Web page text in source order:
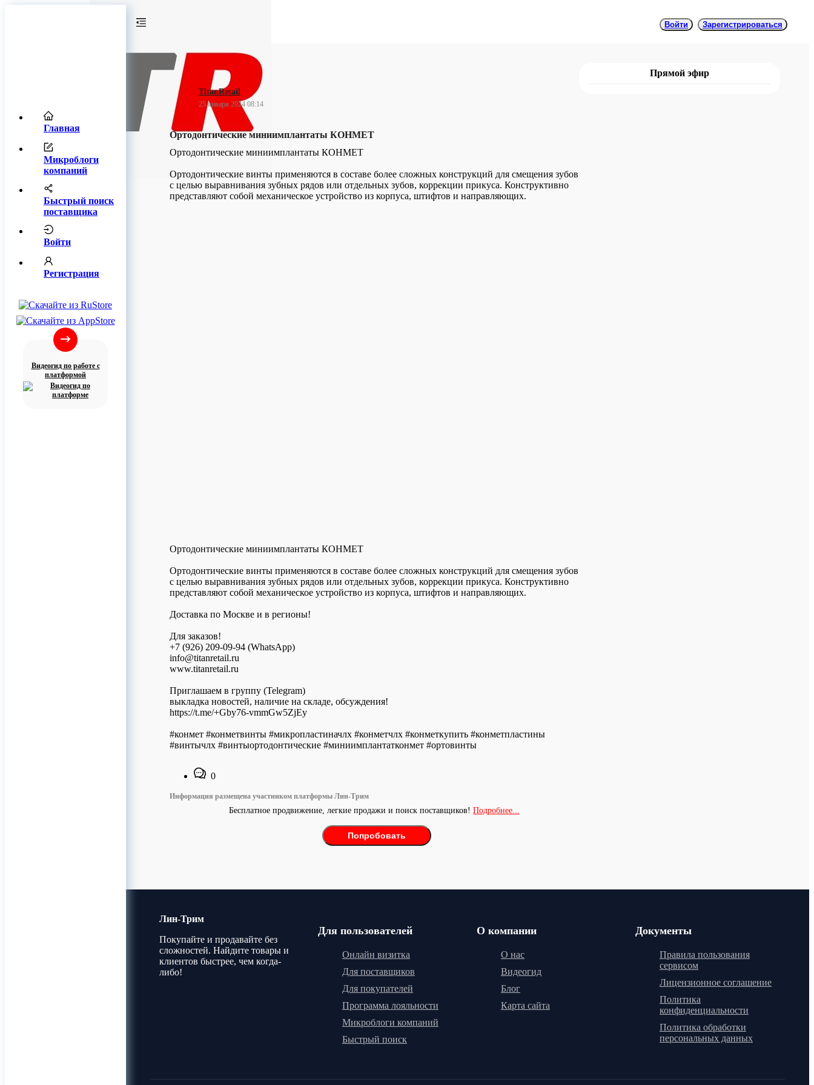
Главная
Микроблоги
компаний
Быстрый поиск
поставщика
Войти
Регистрация
Видеогид по работе с
платформой
Войти Зарегистрироваться
TitanRetail
25 января 2024 08:14
Ортодонтические миниимплантаты КОНМЕТ
Ортодонтические миниимплантаты КОНМЕТ
Ортодонтические винты применяются в составе более сложных конструкций для смещения зубов
с целью выравнивания зубных рядов или отдельных зубов, коррекции прикуса. Конструктивно
представляют собой механическое устройство из корпуса, штифтов и направляющих.
Ортодонтические миниимплантаты КОНМЕТ
Ортодонтические винты применяются в составе более сложных конструкций для смещения зубов
с целью выравнивания зубных рядов или отдельных зубов, коррекции прикуса. Конструктивно
представляют собой механическое устройство из корпуса, штифтов и направляющих.
Доставка по Москве и в регионы!
Для заказов!
+7 (926) 209-09-94 (WhatsApp)
info@titanretail.ru
www.titanretail.ru
Приглашаем в группу (Telegram)
выкладка новостей, наличие на складе, обсуждения!
https://t.me/+Gby76-vmmGw5ZjEy
#конмет #конметвинты #микропластиначлх #конметчлх #конметкупить #конметпластины
#винтычлх #винтыортодонтические #миниимплантатконмет #ортовинты
0
Информация размещена участником платформы Лин-Трим
Бесплатное продвижение, легкие продажи и поиск поставщиков! Подробнее...
Попробовать
Прямой эфир
Лин-Трим
Покупайте и продавайте без
сложностей. Найдите товары и
клиентов быстрее, чем когда-
либо!
Для пользователей
Онлайн визитка
Для поставщиков
Для покупателей
Программа лояльности
Микроблоги компаний
Быстрый поиск
О компании
О нас
Видеогид
Блог
Карта сайта
Документы
Правила пользования
сервисом
Лицензионное соглашение
Политика
конфиденциальности
Политика обработки
персональных данных